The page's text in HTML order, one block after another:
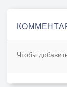
Моя
Когда
И
Чтобы